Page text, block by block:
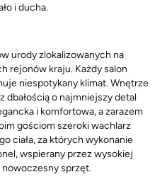
i ducha.
urody zlokalizowanych na
rejonów kraju. Każdy salon
niespotykany klimat. Wnętrze
dbałością o najmniejszy detal
i komfortowa, a zarazem
gościom szeroki wachlarz
ciała, za których wykonanie
wspierany przez wysokiej
sprzęt.